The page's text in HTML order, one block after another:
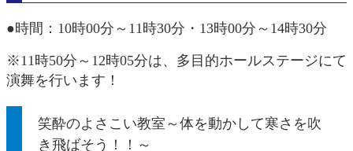
●時間：10時00分～11時30分・13時00分～14時30分
※11時50分～12時05分は、多目的ホールステージにて
演舞を行います！
笑酔のよさこい教室～体を動かして寒さを吹
き飛ばそう！！～